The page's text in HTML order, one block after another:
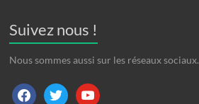
Suivez nous !
Nous sommes aussi sur les réseaux sociaux.
facebooktwitter youtube